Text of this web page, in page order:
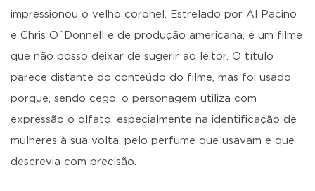
impressionou o velho coronel. Estrelado por Al Pacino
e Chris O´Donnell e de produção americana, é um filme
que não posso deixar de sugerir ao leitor. O título
parece distante do conteúdo do filme, mas foi usado
porque, sendo cego, o personagem utiliza com
expressão o olfato, especialmente na identificação de
mulheres à sua volta, pelo perfume que usavam e que
descrevia com precisão.